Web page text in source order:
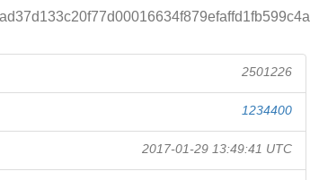
2501226
1234400
2017-01-29 13:49:41 UTC